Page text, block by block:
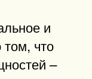
и
что
–